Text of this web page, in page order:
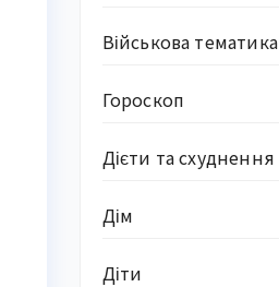
Військова тематика
Гороскоп
Дієти та схуднення
Дім
Діти